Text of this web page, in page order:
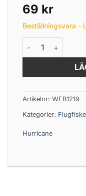
69 kr
Beställningsvara -
Goldheads Short
Artikelnr: WFB1219
Kategorier: Flugfiske
Hurricane